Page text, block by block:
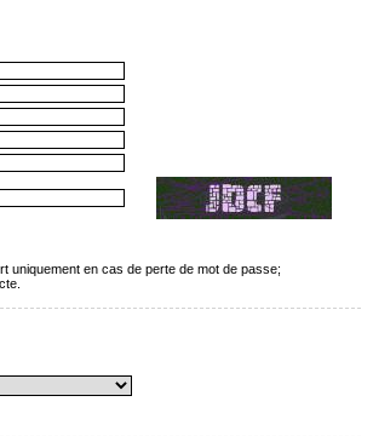
uniquement en cas de perte de mot de passe;